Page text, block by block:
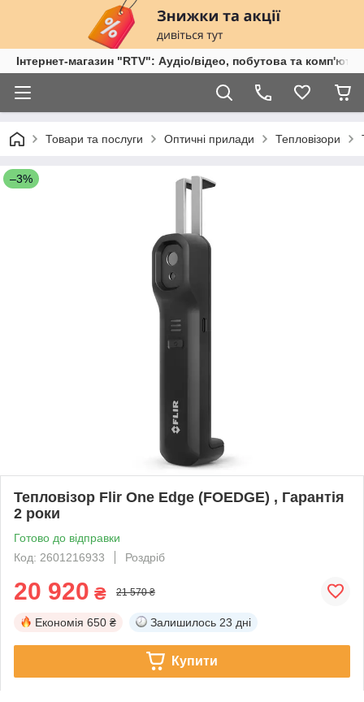
Інтернет-магазин "RTV": Аудіо/відео, побутова та
Товари та послуги Оптичні прилади Тепловізори
–3%
Тепловізор Flir One Edge (FOEDGE) , Гарантія
2 роки
Готово до відправки
Код: 2601216933
Роздріб
20 920 ₴ 21 570 ₴
Економія 650 ₴ Залишилось 23 дні
Купити